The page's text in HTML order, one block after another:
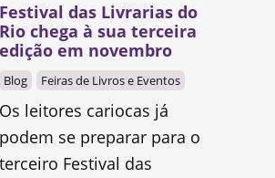
Festival das Livrarias do
Rio chega à sua terceira
edição em novembro
Blog Feiras de Livros e Eventos
Os leitores cariocas já
podem se preparar para o
terceiro Festival das